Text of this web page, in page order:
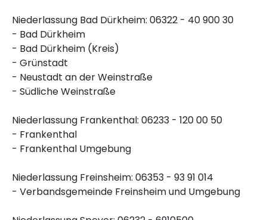
Niederlassung Bad Dürkheim: 06322 - 40 900 30
- Bad Dürkheim
- Bad Dürkheim (Kreis)
- Grünstadt
- Neustadt an der Weinstraße
- Südliche Weinstraße
Niederlassung Frankenthal: 06233 - 120 00 50
- Frankenthal
- Frankenthal Umgebung
Niederlassung Freinsheim: 06353 - 93 91 014
- Verbandsgemeinde Freinsheim und Umgebung